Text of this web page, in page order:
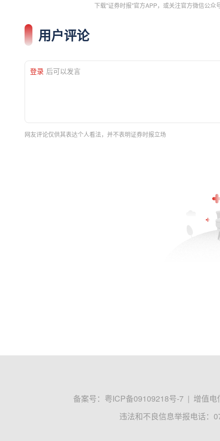
下载"证券时报"官方APP，或关注官方微信公
用户评论
登录 后可以发言
网友评论仅供其表达个人看法，并不表明证券时报立场
备案号： 粤ICP备09109218号-7 | 增值电
违法和不良信息举报电话：